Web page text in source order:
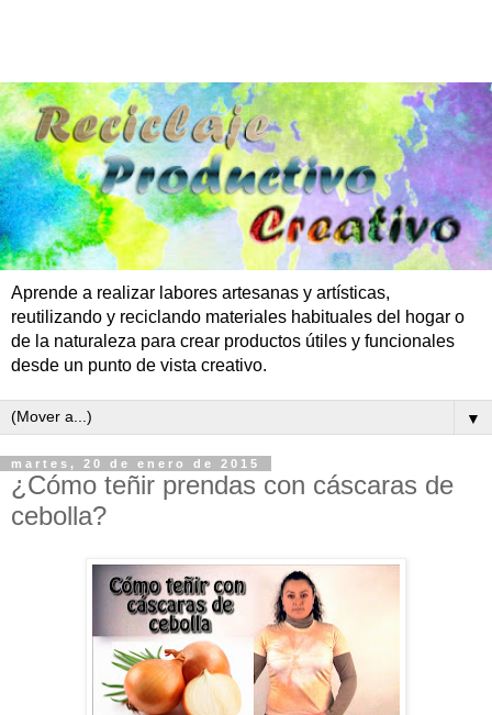
Aprende a realizar labores artesanas y artísticas,
reutilizando y reciclando materiales habituales del hogar o
de la naturaleza para crear productos útiles y funcionales
desde un punto de vista creativo.
▼
martes, 20 de enero de 2015
¿Cómo teñir prendas con cáscaras de
cebolla?